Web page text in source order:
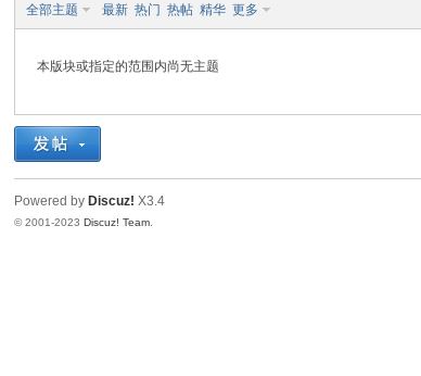
全部主题 最新 热门 热帖 精华 更多
本版块或指定的范围内尚无主题
Powered by Discuz! X3.4
© 2001-2023Discuz! Team